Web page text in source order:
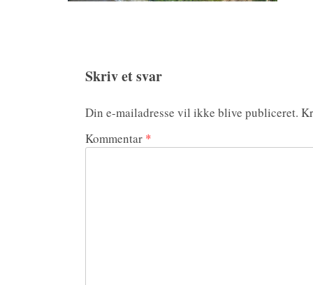
Skriv et svar
Din e-mailadresse vil ikke blive publiceret.
Kommentar *